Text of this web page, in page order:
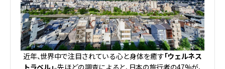
近年、世界中で注目されている心と身体を癒す「ウェルネス